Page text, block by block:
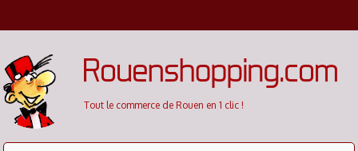
Tout le commerce de Rouen en 1 clic !